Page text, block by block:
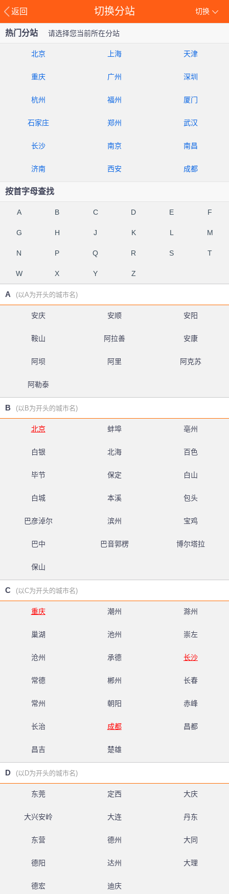
返回 切换
切换分站
热门分站 请选择您当前所在分站
北京 上海 天津
重庆 广州 深圳
杭州 福州 厦门
石家庄 郑州 武汉
长沙 南京 南昌
济南 西安 成都
按首字母查找
A B C D E F
G H J K L M
N P Q R S T
W X Y Z
A (以A为开头的城市名)
安庆 安顺 安阳
鞍山 阿拉善 安康
阿坝 阿里 阿克苏
阿勒泰
B (以B为开头的城市名)
北京 蚌埠 亳州
白银 北海 百色
毕节 保定 白山
白城 本溪 包头
巴彦淖尔 滨州 宝鸡
巴中 巴音郭楞 博尔塔拉
保山
C (以C为开头的城市名)
重庆 潮州 滁州
巢湖 池州 崇左
沧州 承德 长沙
常德 郴州 长春
常州 朝阳 赤峰
长治 成都 昌都
昌吉 楚雄
D (以D为开头的城市名)
东莞 定西 大庆
大兴安岭 大连 丹东
东营 德州 大同
德阳 达州 大理
德宏 迪庆